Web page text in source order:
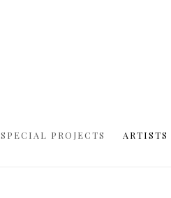
SPECIAL PROJECTS ARTISTS